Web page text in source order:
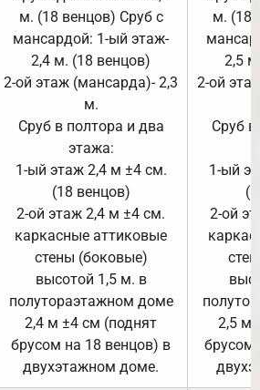
м. (18 венцов) Сруб с
мансардой: 1-ый этаж-
2,4 м. (18 венцов)
2-ой этаж (мансарда)- 2,3
м.
Сруб в полтора и два
этажа:
1-ый этаж 2,4 м ±4 см.
(18 венцов)
2-ой этаж 2,4 м ±4 см.
каркасные аттиковые
стены (боковые)
высотой 1,5 м. в
полутораэтажном доме
2,4 м ±4 см (поднят
брусом на 18 венцов) в
двухэтажном доме.
м. (18
2,5
2-ой
Сруб
1-ый
2-ой
2,5 м
брусом